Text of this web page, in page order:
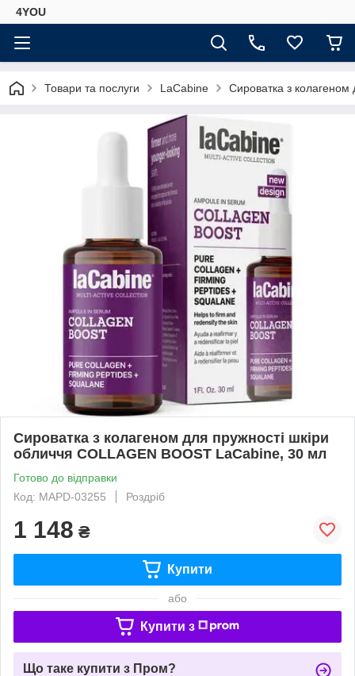
4YOU
Товари та послуги LaCabine Сироватка з
Сироватка з колагеном для пружності шкіри
обличчя COLLAGEN BOOST LaCabine, 30 мл
Готово до відправки
Код: MAPD-03255
Роздріб
1 148 ₴
Купити
або
Купити з
Що таке купити з Пром?